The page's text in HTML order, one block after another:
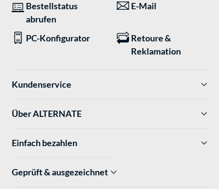
Bestellstatus
abrufen
E-Mail
PC-Konfigurator
Retoure &
Reklamation
Kundenservice
Über ALTERNATE
Einfach bezahlen
Geprüft & ausgezeichnet